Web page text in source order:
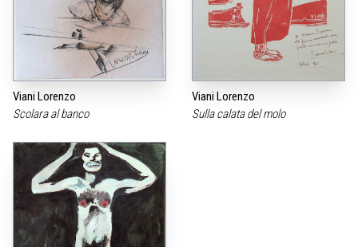
Viani Lorenzo
Scolara al banco
Viani Lorenzo
Sulla calata del molo